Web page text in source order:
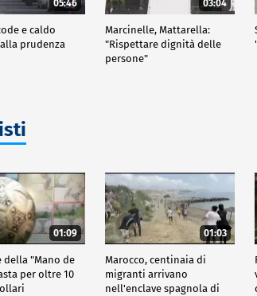
05:46
e caldo
prudenza
03:04
Marcinelle, Mattarella:
"Rispettare dignità delle
persone"
01:09
della "Mano de
per oltre 10
01:03
Marocco, centinaia di
migranti arrivano
nell'enclave spagnola di